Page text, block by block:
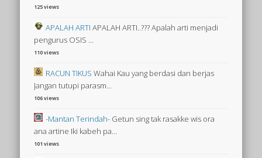
125 views
APALAH ARTI APALAH ARTI..??? Apalah arti menjadi
pengurus OSIS ...
110 views
RACUN TIKUS Wahai Kau yang berdasi dan berjas
Jangan tutupi parasm...
106 views
-Mantan Terindah- Getun sing tak rasakke wis ora
ana artine Iki kabeh pa...
101 views